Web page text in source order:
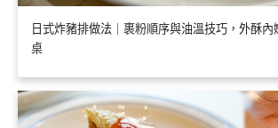
日式炸豬排做法｜裹粉順序與油溫技巧，外酥內
桌